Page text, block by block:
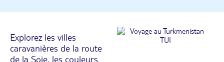
Explorez les villes
caravanières de la route
de la Soie, les couleurs